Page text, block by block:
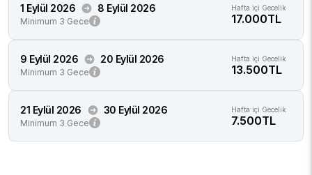
1 Eylül 2026 8 Eylül 2026
Minimum 3 Gece
Hafta içi Gecelik
17.000TL
9 Eylül 2026 20 Eylül 2026
Minimum 3 Gece
Hafta içi Gecelik
13.500TL
21 Eylül 2026 30 Eylül 2026
Minimum 3 Gece
Hafta içi Gecelik
7.500TL